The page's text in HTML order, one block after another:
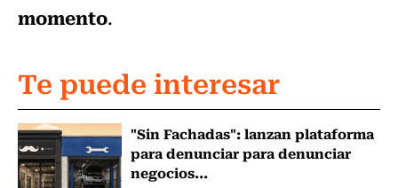
momento.
Te puede interesar
"Sin Fachadas": lanzan plataforma
para denunciar para denunciar
negocios...